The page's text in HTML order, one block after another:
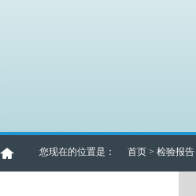
您现在的位置是： 首页 > 检验报告